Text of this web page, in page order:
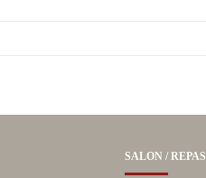
SALON / REPAS